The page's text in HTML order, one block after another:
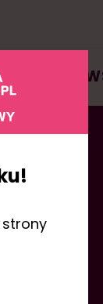
strony